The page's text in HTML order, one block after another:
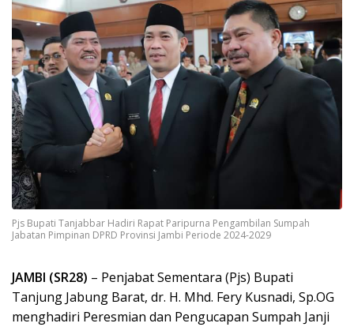
Pjs Bupati Tanjabbar Hadiri Rapat Paripurna Pengambilan Sumpah
Jabatan Pimpinan DPRD Provinsi Jambi Periode 2024-2029
JAMBI (SR28) – Penjabat Sementara (Pjs) Bupati
Tanjung Jabung Barat, dr. H. Mhd. Fery Kusnadi, Sp.OG
menghadiri Peresmian dan Pengucapan Sumpah Janji